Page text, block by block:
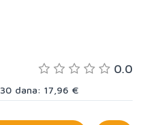
0.0
dana: 17,96 €